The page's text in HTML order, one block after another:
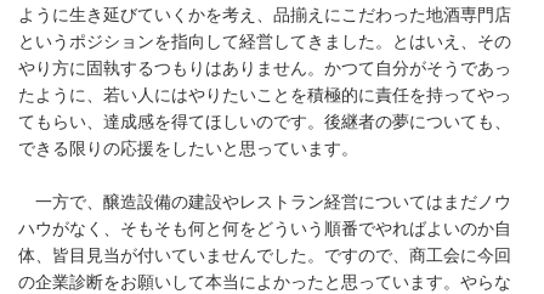
ように生き延びていくかを考え、品揃えにこだわった地酒専門店
というポジションを指向して経営してきました。とはいえ、その
やり方に固執するつもりはありません。かつて自分がそうであっ
たように、若い人にはやりたいことを積極的に責任を持ってやっ
てもらい、達成感を得てほしいのです。後継者の夢についても、
できる限りの応援をしたいと思っています。
一方で、醸造設備の建設やレストラン経営についてはまだノウ
ハウがなく、そもそも何と何をどういう順番でやればよいのか自
体、皆目見当が付いていませんでした。ですので、商工会に今回
の企業診断をお願いして本当によかったと思っています。やらな